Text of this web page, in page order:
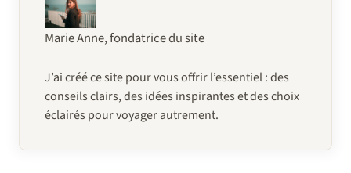
Marie Anne, fondatrice du site
J’ai créé ce site pour vous offrir l’essentiel : des
conseils clairs, des idées inspirantes et des choix
éclairés pour voyager autrement.